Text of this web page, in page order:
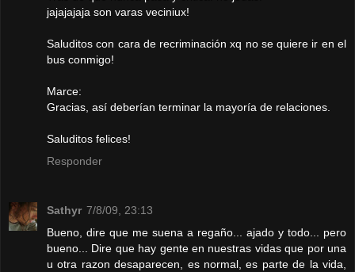
jajajajaja son varas veciniux!
Saluditos con cara de recriminación xq no se quiere ir en el
bus conmigo!
Marce:
Gracias, así deberían terminar la mayoría de relaciones.
Saluditos felices!
Responder
Sathyr 7/8/09, 23:13
Bueno, dire que me suena a regaño... ajado y todo... pero
bueno... Dire que hay gente en nuestras vidas que por una
u otra razon desaparecen, es normal, es parte de la vida,